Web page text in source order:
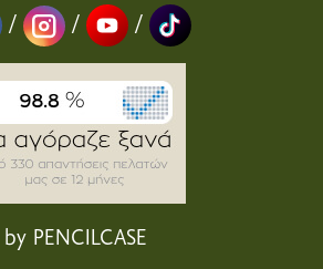
/ / /
by PENCILCASE